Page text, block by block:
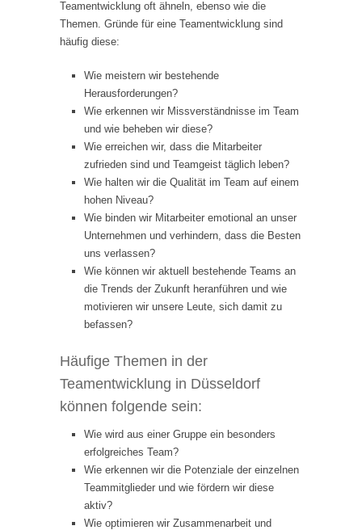
Teamentwicklung oft ähneln, ebenso wie die
Themen. Gründe für eine Teamentwicklung sind
häufig diese:
Wie meistern wir bestehende
Herausforderungen?
Wie erkennen wir Missverständnisse im Team
und wie beheben wir diese?
Wie erreichen wir, dass die Mitarbeiter
zufrieden sind und Teamgeist täglich leben?
Wie halten wir die Qualität im Team auf einem
hohen Niveau?
Wie binden wir Mitarbeiter emotional an unser
Unternehmen und verhindern, dass die Besten
uns verlassen?
Wie können wir aktuell bestehende Teams an
die Trends der Zukunft heranführen und wie
motivieren wir unsere Leute, sich damit zu
befassen?
Häufige Themen in der
Teamentwicklung in Düsseldorf
können folgende sein:
Wie wird aus einer Gruppe ein besonders
erfolgreiches Team?
Wie erkennen wir die Potenziale der einzelnen
Teammitglieder und wie fördern wir diese
aktiv?
Wie optimieren wir Zusammenarbeit und